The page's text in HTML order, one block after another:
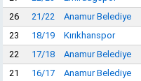
26
21/22 Anamur Belediye
23
18/19 Kırıkhanspor
22
17/18 Anamur Belediye
21
16/17 Anamur Belediye